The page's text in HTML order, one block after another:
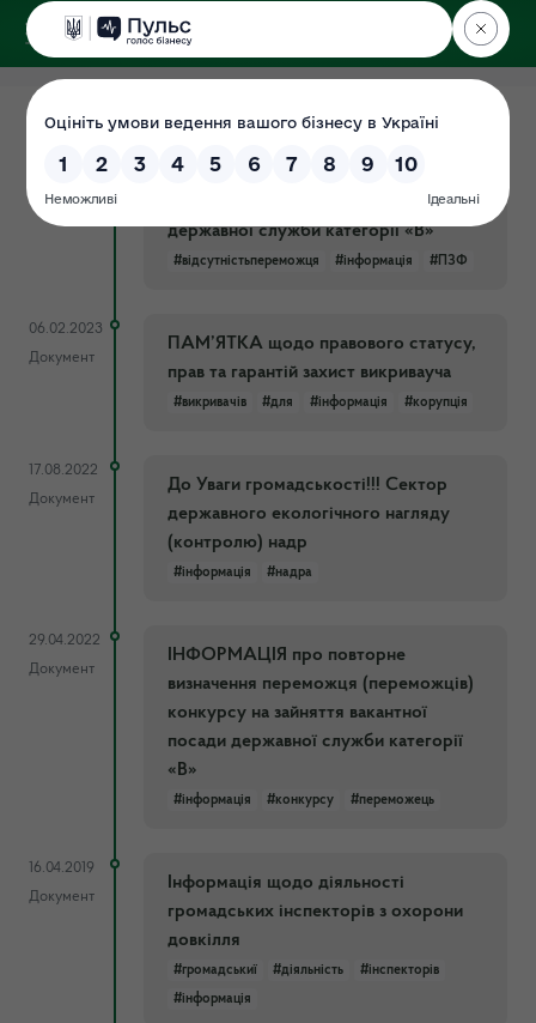
ДЕРЖЕКОІНСПЕКЦІЯ
Поліського округу
05.02.2024
Документ
переможця за результатами підбору
державної служби категорії «В»
#відсутністьпереможця #інформація #ПЗФ
06.02.2023
Документ
ПАМ’ЯТКА щодо правового статусу,
прав та гарантій захист викривауча
#викривачів #для #інформація #корупція
17.08.2022
Документ
До Уваги громадськості!!! Сектор
державного екологічного нагляду
(контролю) надр
#інформація #надра
29.04.2022
Документ
ІНФОРМАЦІЯ про повторне
визначення переможця (переможців)
конкурсу на зайняття вакантної
посади державної служби категорії
«В»
#інформація #конкурсу #переможець
16.04.2019
Документ
Інформація щодо діяльності
громадських інспекторів з охорони
довкілля
#громадськиї #діяльність
#інспекторів
#інформація